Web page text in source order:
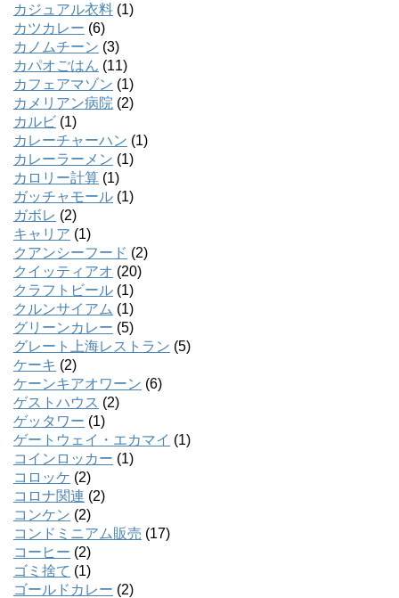
カジュアル衣料 (1)
カツカレー (6)
カノムチーン (3)
カパオごはん (11)
カフェアマゾン (1)
カメリアン病院 (2)
カルビ (1)
カレーチャーハン (1)
カレーラーメン (1)
カロリー計算 (1)
ガッチャモール (1)
ガボレ (2)
キャリア (1)
クアンシーフード (2)
クイッティアオ (20)
クラフトビール (1)
クルンサイアム (1)
グリーンカレー (5)
グレート上海レストラン (5)
ケーキ (2)
ケーンキアオワーン (6)
ゲストハウス (2)
ゲッタワー (1)
ゲートウェイ・エカマイ (1)
コインロッカー (1)
コロッケ (2)
コロナ関連 (2)
コンケン (2)
コンドミニアム販売 (17)
コーヒー (2)
ゴミ捨て (1)
ゴールドカレー (2)